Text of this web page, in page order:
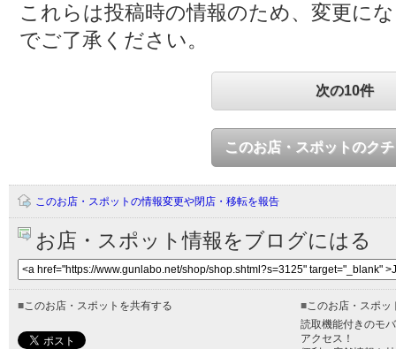
これらは投稿時の情報のため、変更に
でご了承ください。
次の10件
このお店・スポットのク
このお店・スポットの情報変更や閉店・移転を報告
お店・スポット情報をブログにはる
■このお店・スポットを共有する ■このお店・スポッ
読取機能付きのモ
アクセス！